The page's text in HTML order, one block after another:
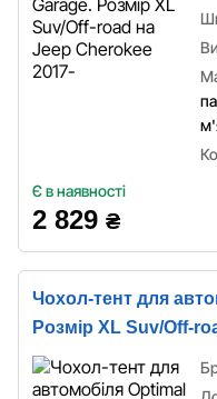
Є в наявності
2 829 ₴
Чохол-тент для
Розмір XL Suv/Off-